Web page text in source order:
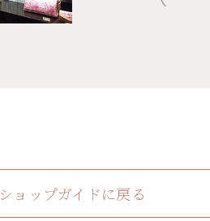
ショップガイドに戻る